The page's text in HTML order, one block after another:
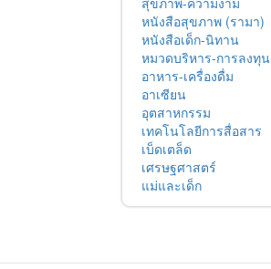
หนังสือสุขภาพ (รามา)
หนังสือเด็ก-นิทาน
หมวดบริหาร-การลงทุน
อาหาร-เครื่องดื่ม
อาเซียน
อุตสาหกรรม
เทคโนโลยีการสื่อสาร
เบ็ดเตล็ด
เศรษฐศาสตร์
แม่และเด็ก